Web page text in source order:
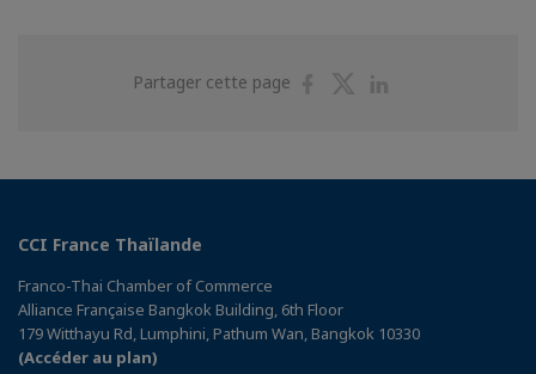
Partager cette page
PartagerPartager
CCI France Thaïlande
Franco-Thai Chamber of Commerce
Alliance Française Bangkok Building, 6th Floor
179 Witthayu Rd, Lumphini, Pathum Wan, Bangkok 10330
(Accéder au plan)